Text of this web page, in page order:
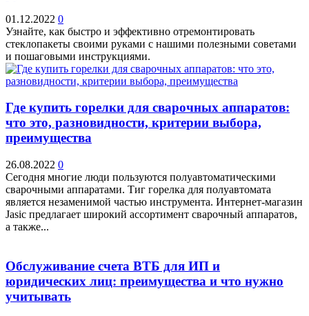
01.12.2022 0
Узнайте, как быстро и эффективно отремонтировать
стеклопакеты своими руками с нашими полезными советами
и пошаговыми инструкциями.
Где купить горелки для сварочных аппаратов:
что это, разновидности, критерии выбора,
преимущества
26.08.2022 0
Сегодня многие люди пользуются полуавтоматическими
сварочными аппаратами. Тиг горелка для полуавтомата
является незаменимой частью инструмента. Интернет-магазин
Jasic предлагает широкий ассортимент сварочный аппаратов,
а также...
Обслуживание счета ВТБ для ИП и
юридических лиц: преимущества и что нужно
учитывать